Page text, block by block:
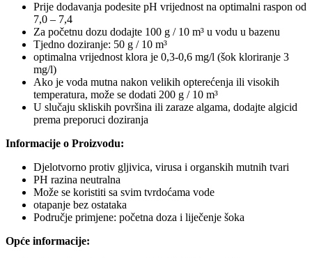
Prije dodavanja podesite pH vrijednost na optimalni raspon od
7,0 – 7,4
Za početnu dozu dodajte 100 g / 10 m³ u vodu u bazenu
Tjedno doziranje: 50 g / 10 m³
optimalna vrijednost klora je 0,3-0,6 mg/l (šok kloriranje 3
mg/l)
Ako je voda mutna nakon velikih opterećenja ili visokih
temperatura, može se dodati 200 g / 10 m³
U slučaju skliskih površina ili zaraze algama, dodajte algicid
prema preporuci doziranja
Informacije o Proizvodu:
Djelotvorno protiv gljivica, virusa i organskih mutnih tvari
PH razina neutralna
Može se koristiti sa svim tvrdoćama vode
otapanje bez ostataka
Područje primjene: početna doza i liječenje šoka
Opće informacije: